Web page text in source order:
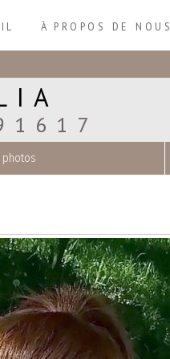
À PROPOS DE NOUS